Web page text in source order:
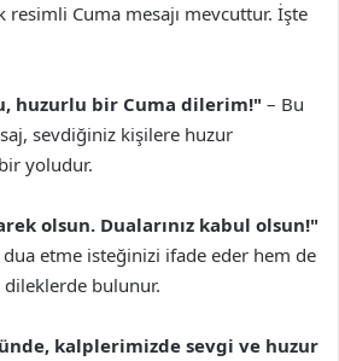
resimli Cuma mesajı mevcuttur. İşte
huzurlu bir Cuma dilerim!" – Bu
sevdiğiniz kişilere huzur
yoludur.
olsun. Dualarınız kabul olsun!"
etme isteğinizi ifade eder hem de
bulunur.
kalplerimizde sevgi ve huzur